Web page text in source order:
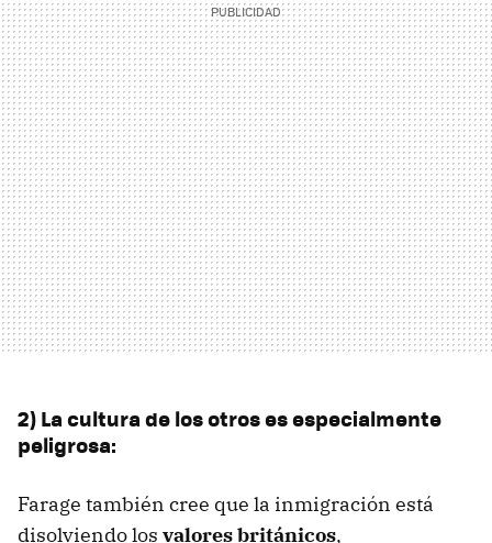
2) La cultura de los otros es especialmente
peligrosa:
Farage también cree que la inmigración está
disolviendo los valores británicos,